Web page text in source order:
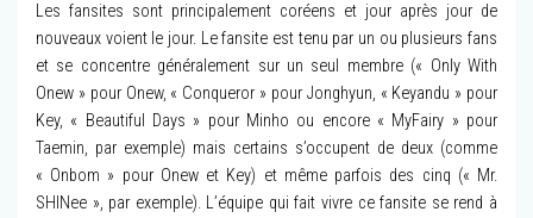
Les fansites sont principalement coréens et jour après jour de
nouveaux voient le jour. Le fansite est tenu par un ou plusieurs fans
et se concentre généralement sur un seul membre (« Only With
Onew » pour Onew, « Conqueror » pour Jonghyun, « Keyandu » pour
Key, « Beautiful Days » pour Minho ou encore « MyFairy » pour
Taemin, par exemple) mais certains s’occupent de deux (comme
« Onbom » pour Onew et Key) et même parfois des cinq (« Mr.
SHINee », par exemple). L’équipe qui fait vivre ce fansite se rend à